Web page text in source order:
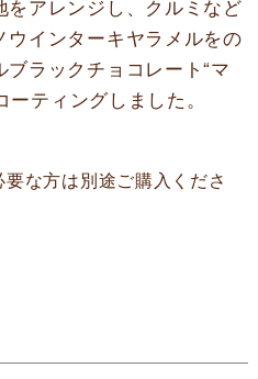
アレンジし、クルミなど
インターキヤラメルをの
ラックチョコレート“マ
ティングしました。
な方は別途ご購入くださ